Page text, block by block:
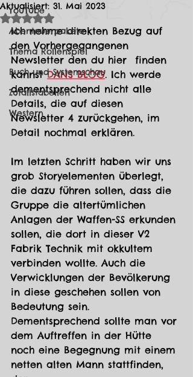
YouTube
Abenteuerpakete
Thema Rollenspiel
Buch und Systemschau
Zufallstabellen
Western
Aktualisiert: 31. Mai 2023
Mit NaN von 5 Sternen bewertet.
Ich nehme direkten Bezug auf
den Vorhergegangenen
Newsletter den du hier  finden
kannst DANS BLOG. Ich werde
dementsprechend nicht alle
Details, die auf diesen
Newsletter 4 zurückgehen, im
Detail nochmal erklären.
Im letzten Schritt haben wir uns
grob Storyelementen überlegt,
die dazu führen sollen, dass die
Gruppe die altertümlichen
Anlagen der Waffen-SS erkunden
sollen, die dort in dieser V2
Fabrik Technik mit okkultem
verbinden wollte. Auch die
Verwicklungen der Bevölkerung
in diese geschehen sollen von
Bedeutung sein.
Dementsprechend sollte man vor
dem Auftreffen in der Hütte
noch eine Begegnung mit einem
netten alten Mann stattfinden,